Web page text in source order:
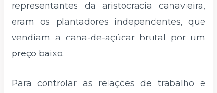
representantes da aristocracia canavieira,
eram os plantadores independentes, que
vendiam a cana-de-açúcar brutal por um
preço baixo.
Para controlar as relações de trabalho e